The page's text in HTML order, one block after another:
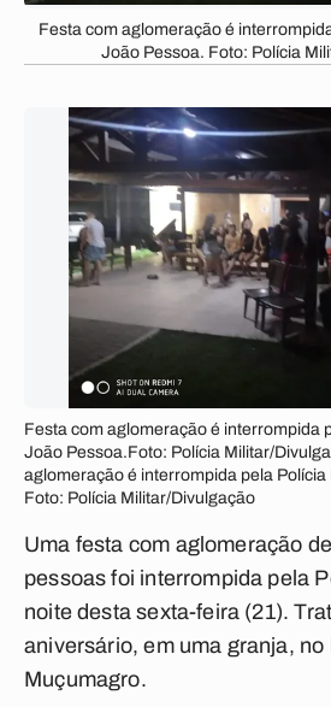
Festa com aglomeração é
João Pessoa. Foto: Polícia
Festa com aglomeração é interrompida
João Pessoa.Foto: Polícia Militar/
aglomeração é interrompida pela
Foto: Polícia Militar/Divulgação
Uma festa com aglomeração
pessoas foi interrompida pela
noite desta sexta-feira (21).
aniversário, em uma granja, no
Muçumagro.